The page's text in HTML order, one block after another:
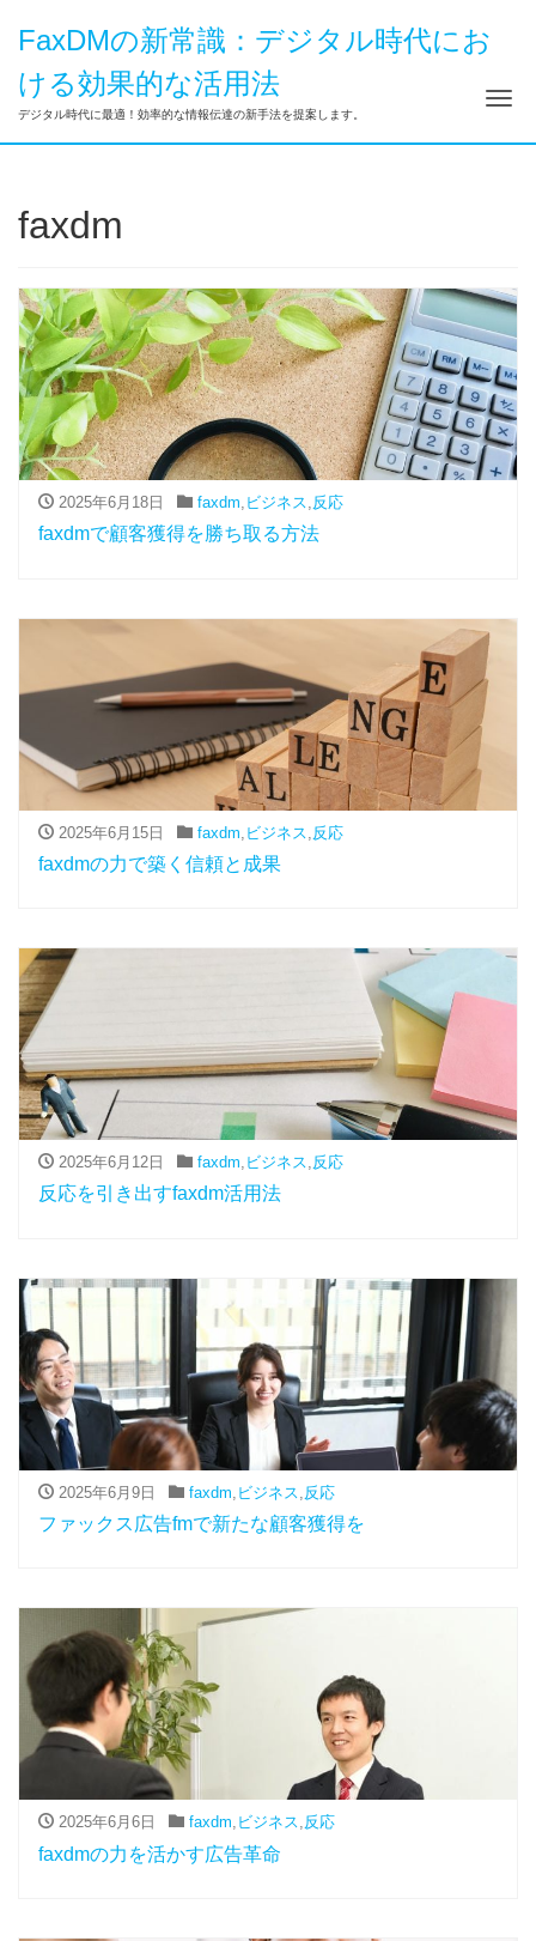
FaxDMの新常識：デジタル時代にお
ける効果的な活用法
デジタル時代に最適！効率的な情報伝達の新手法を提案します。 ナ
faxdm
2025年6月18日 faxdm, ビジネス,反応
faxdmで顧客獲得を勝ち取る方法
2025年6月15日 faxdm ビジネス 反応
faxdmの力で築く信頼と成果
2025年6月12日 faxdm, ビジネス,反応
反応を引き出すfaxdm活用法
2025年6月9日 faxdm ビジネス 反応
ファックス広告fmで新たな顧客獲得を
2025年6月6日 faxdm, ビジネス,反応
faxdmの力を活かす広告革命